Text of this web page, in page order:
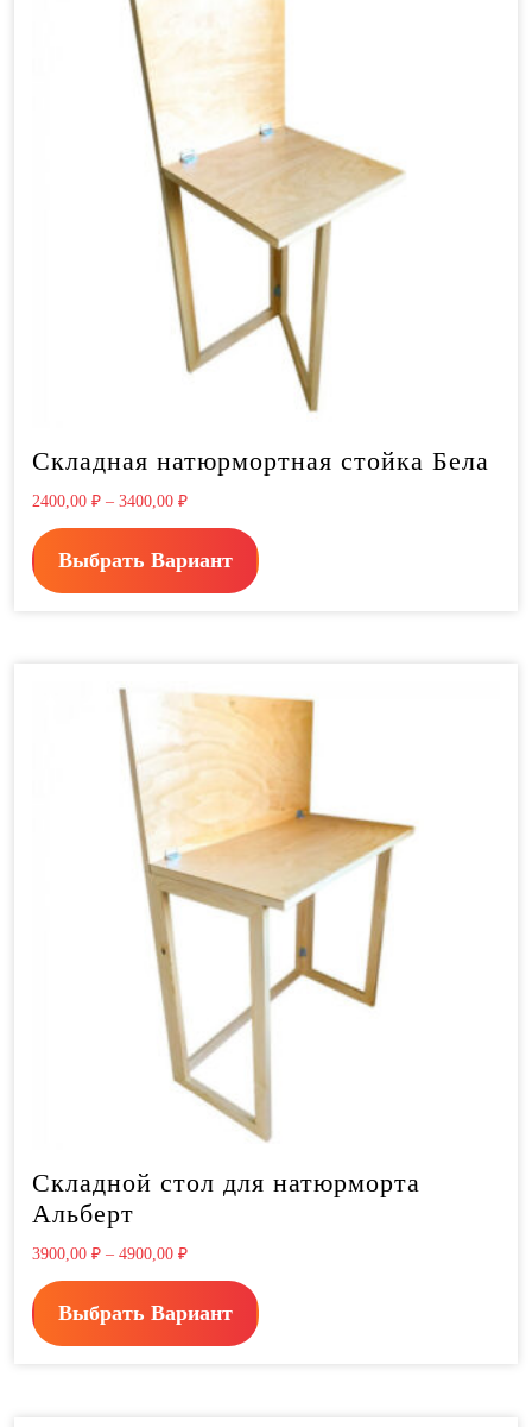
Складная натюрмортная стойка Бела
2400,00 ₽ – 3400,00 ₽
Выбрать Вариант
Складной стол для натюрморта
Альберт
3900,00 ₽ – 4900,00 ₽
Выбрать Вариант